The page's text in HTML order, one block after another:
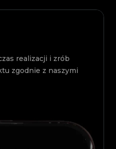
realizacji i zrób
zgodnie z naszymi